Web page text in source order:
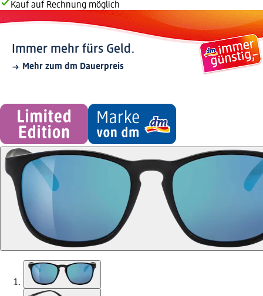
Kauf auf Rechnung möglich
Immer mehr fürs Geld.
Mehr zum dm Dauerpreis